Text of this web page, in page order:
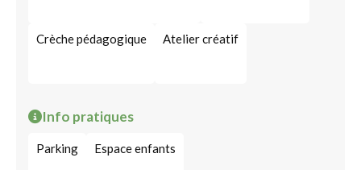
Crèche pédagogique Atelier créatif
Info pratiques
Parking Espace enfants